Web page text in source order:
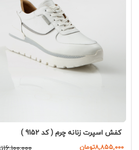
کفش اسپرت زنانه چرم ( کد 9152 )
۸,۸۵۵,۰۰۰تومان